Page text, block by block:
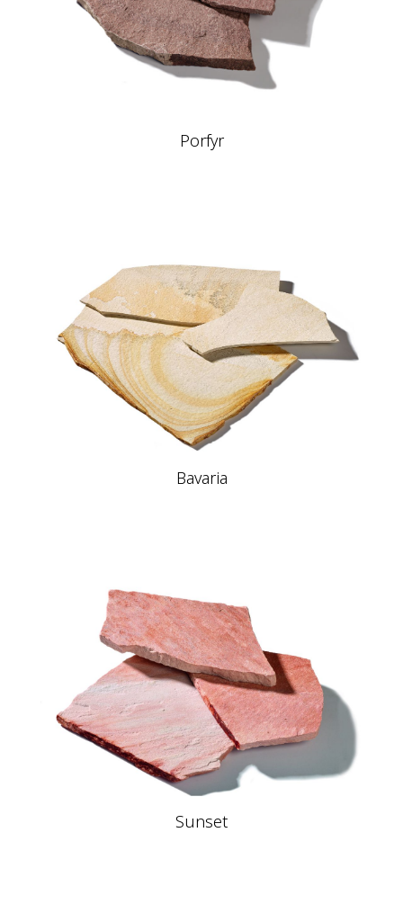
Porfyr
Bavaria
Sunset